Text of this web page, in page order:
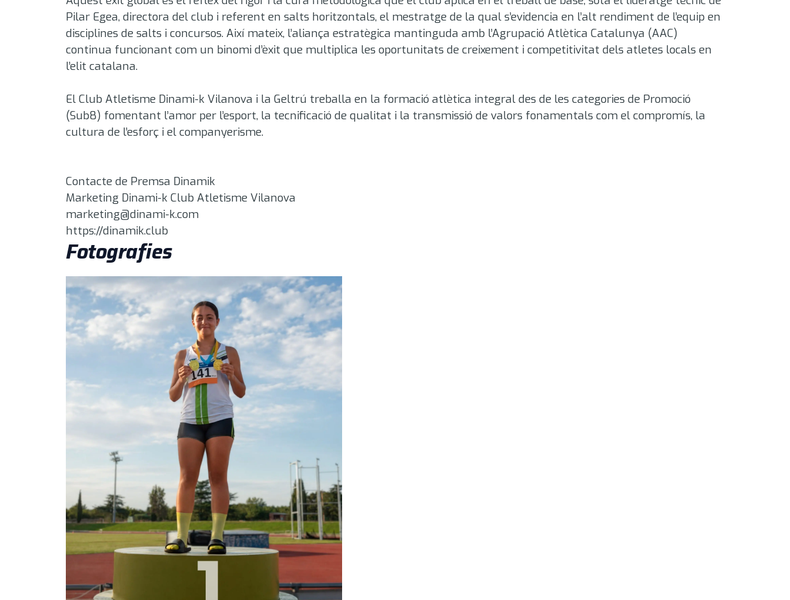
Pilar Egea, directora del club i referent en salts horitzontals, el mestratge de la qual s’evidencia en l’alt rendiment de l’equip en
disciplines de salts i concursos. Així mateix, l’aliança estratègica mantinguda amb l’Agrupació Atlètica Catalunya (AAC)
continua funcionant com un binomi d’èxit que multiplica les oportunitats de creixement i competitivitat dels atletes locals en
l’elit catalana.
El Club Atletisme Dinami-k Vilanova i la Geltrú treballa en la formació atlètica integral des de les categories de Promoció
(Sub8) fomentant l’amor per l’esport, la tecnificació de qualitat i la transmissió de valors fonamentals com el compromís, la
cultura de l’esforç i el companyerisme.
Contacte de Premsa Dinamik
Marketing Dinami-k Club Atletisme Vilanova
marketing@dinami-k.com
https://dinamik.club
Fotografies